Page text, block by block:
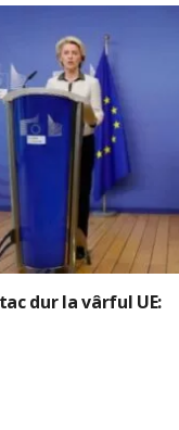
dur la vârful UE: